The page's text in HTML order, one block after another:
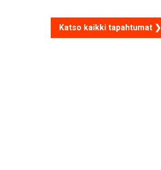
Katso kaikki tapahtumat ❯